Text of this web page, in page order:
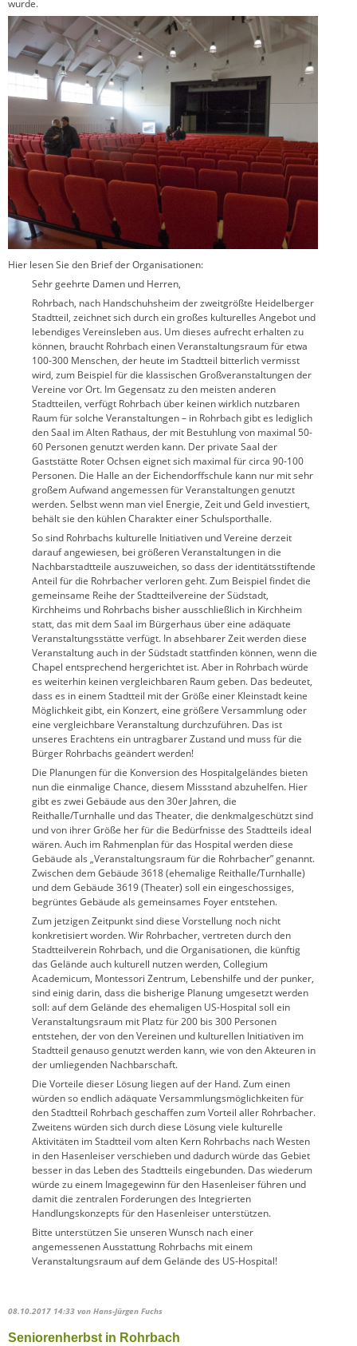
wurde.
Hier lesen Sie den Brief der Organisationen:
Sehr geehrte Damen und Herren,
Rohrbach, nach Handschuhsheim der zweitgrößte Heidelberger
Stadtteil, zeichnet sich durch ein großes kulturelles Angebot und
lebendiges Vereinsleben aus. Um dieses aufrecht erhalten zu
können, braucht Rohrbach einen Veranstaltungsraum für etwa
100-300 Menschen, der heute im Stadtteil bitterlich vermisst
wird, zum Beispiel für die klassischen Großveranstaltungen der
Vereine vor Ort. Im Gegensatz zu den meisten anderen
Stadtteilen, verfügt Rohrbach über keinen wirklich nutzbaren
Raum für solche Veranstaltungen – in Rohrbach gibt es lediglich
den Saal im Alten Rathaus, der mit Bestuhlung von maximal 50-
60 Personen genutzt werden kann. Der private Saal der
Gaststätte Roter Ochsen eignet sich maximal für circa 90-100
Personen. Die Halle an der Eichendorffschule kann nur mit sehr
großem Aufwand angemessen für Veranstaltungen genutzt
werden. Selbst wenn man viel Energie, Zeit und Geld investiert,
behält sie den kühlen Charakter einer Schulsporthalle.
So sind Rohrbachs kulturelle Initiativen und Vereine derzeit
darauf angewiesen, bei größeren Veranstaltungen in die
Nachbarstadtteile auszuweichen, so dass der identitätsstiftende
Anteil für die Rohrbacher verloren geht. Zum Beispiel findet die
gemeinsame Reihe der Stadtteilvereine der Südstadt,
Kirchheims und Rohrbachs bisher ausschließlich in Kirchheim
statt, das mit dem Saal im Bürgerhaus über eine adäquate
Veranstaltungsstätte verfügt. In absehbarer Zeit werden diese
Veranstaltung auch in der Südstadt stattfinden können, wenn die
Chapel entsprechend hergerichtet ist. Aber in Rohrbach würde
es weiterhin keinen vergleichbaren Raum geben. Das bedeutet,
dass es in einem Stadtteil mit der Größe einer Kleinstadt keine
Möglichkeit gibt, ein Konzert, eine größere Versammlung oder
eine vergleichbare Veranstaltung durchzuführen. Das ist
unseres Erachtens ein untragbarer Zustand und muss für die
Bürger Rohrbachs geändert werden!
Die Planungen für die Konversion des Hospitalgeländes bieten
nun die einmalige Chance, diesem Missstand abzuhelfen. Hier
gibt es zwei Gebäude aus den 30er Jahren, die
Reithalle/Turnhalle und das Theater, die denkmalgeschützt sind
und von ihrer Größe her für die Bedürfnisse des Stadtteils ideal
wären. Auch im Rahmenplan für das Hospital werden diese
Gebäude als „Veranstaltungsraum für die Rohrbacher” genannt.
Zwischen dem Gebäude 3618 (ehemalige Reithalle/Turnhalle)
und dem Gebäude 3619 (Theater) soll ein eingeschossiges,
begrüntes Gebäude als gemeinsames Foyer entstehen.
Zum jetzigen Zeitpunkt sind diese Vorstellung noch nicht
konkretisiert worden. Wir Rohrbacher, vertreten durch den
Stadtteilverein Rohrbach, und die Organisationen, die künftig
das Gelände auch kulturell nutzen werden, Collegium
Academicum, Montessori Zentrum, Lebenshilfe und der punker,
sind einig darin, dass die bisherige Planung umgesetzt werden
soll: auf dem Gelände des ehemaligen US-Hospital soll ein
Veranstaltungsraum mit Platz für 200 bis 300 Personen
entstehen, der von den Vereinen und kulturellen Initiativen im
Stadtteil genauso genutzt werden kann, wie von den Akteuren in
der umliegenden Nachbarschaft.
Die Vorteile dieser Lösung liegen auf der Hand. Zum einen
würden so endlich adäquate Versammlungsmöglichkeiten für
den Stadtteil Rohrbach geschaffen zum Vorteil aller Rohrbacher.
Zweitens würden sich durch diese Lösung viele kulturelle
Aktivitäten im Stadtteil vom alten Kern Rohrbachs nach Westen
in den Hasenleiser verschieben und dadurch würde das Gebiet
besser in das Leben des Stadtteils eingebunden. Das wiederum
würde zu einem Imagegewinn für den Hasenleiser führen und
damit die zentralen Forderungen des Integrierten
Handlungskonzepts für den Hasenleiser unterstützen.
Bitte unterstützen Sie unseren Wunsch nach einer
angemessenen Ausstattung Rohrbachs mit einem
Veranstaltungsraum auf dem Gelände des US-Hospital!
08.10.2017 14:33 von Hans-Jürgen Fuchs
Seniorenherbst in Rohrbach